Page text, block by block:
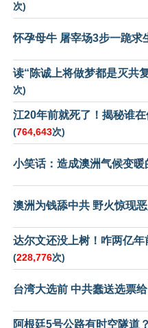
次)
怀孕母牛 屠宰场3步一跪求
读“陈诚上将做梦都是灭共
次)
江20年前就死了！揭秘谁
(764,643次)
小笑话：造成澳洲气候变暖
澳洲为钱舔中共 野火惊现
达尔文还没上树！咋两亿年
(228,776次)
台湾大选前 中共蠢送选票
阿根廷5号公路有时空隧道